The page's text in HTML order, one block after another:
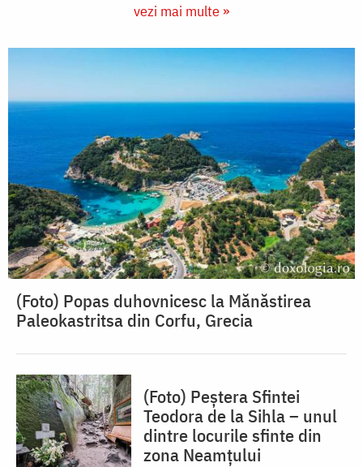
vezi mai multe »
(Foto) Popas duhovnicesc la Mănăstirea
Paleokastritsa din Corfu, Grecia
(Foto) Peștera Sfintei
Teodora de la Sihla – unul
dintre locurile sfinte din
zona Neamțului